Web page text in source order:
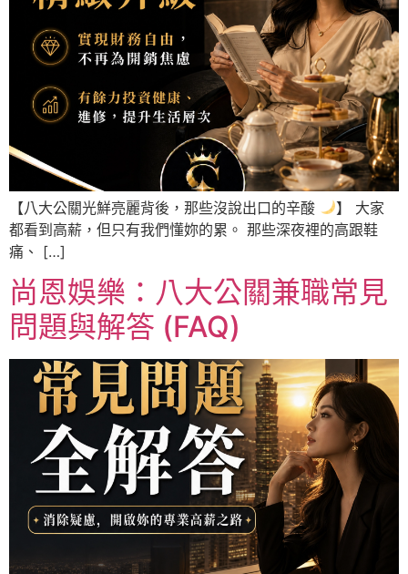
【八大公關光鮮亮麗背後，那些沒說出口的辛酸
】 大家
都看到高薪，但只有我們懂妳的累。 那些深夜裡的高跟鞋
痛、 […]
尚恩娛樂：八大公關兼職常見
問題與解答 (FAQ)